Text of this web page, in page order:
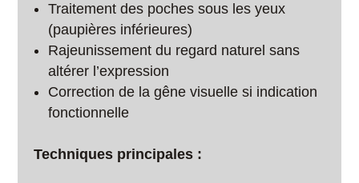
Traitement des poches sous les yeux
(paupières inférieures)
Rajeunissement du regard naturel sans
altérer l’expression
Correction de la gêne visuelle si indication
fonctionnelle
Techniques principales :